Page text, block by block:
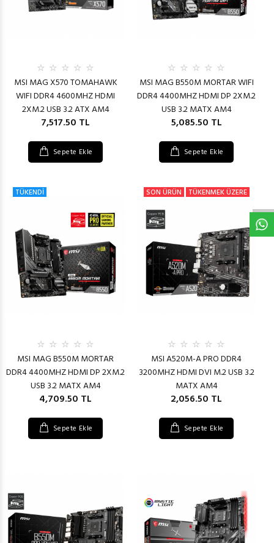
MSI MAG X570 TOMAHAWK
WIFI DDR4 4600MHZ HDMI
2XM.2 USB 3.2 ATX AM4
7,517.50 TL
Sepete Ekle
MSI MAG B550M MORTAR WIFI
DDR4 4400MHZ HDMI DP 2XM.2
USB 3.2 MATX AM4
5,085.50 TL
Sepete Ekle
TÜKENDİ
MSI MAG B550M MORTAR
DDR4 4400MHZ HDMI DP 2XM.2
USB 3.2 MATX AM4
4,709.50 TL
Sepete Ekle
SON ÜRÜN TÜKENMEK ÜZERE
MSI A520M-A PRO DDR4
3200MHZ HDMI DVI M.2 USB 3.2
MATX AM4
2,056.50 TL
Sepete Ekle